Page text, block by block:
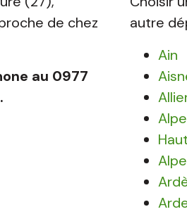
de chez
au 0977
autre
Ain